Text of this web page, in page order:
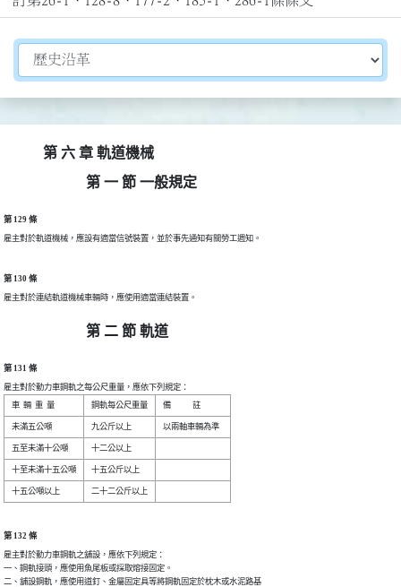
切換選擇法規資訊內容
第 六 章 軌道機械
第 一 節 一般規定
第 129 條
雇主對於軌道機械，應設有適當信號裝置，並於事先通知有關勞工週知。
第 130 條
雇主對於連結軌道機械車輛時，應使用適當連結裝置。
第 二 節 軌道
第 131 條
雇主對於動力車鋼軌之每公尺重量，應依下列規定：
第 132 條
雇主對於動力車鋼軌之舖設，應依下列規定：
一、鋼軌接頭，應使用魚尾板或採取熔接固定。
二、舖設鋼軌，應使用道釘、金屬固定具等將鋼軌固定於枕木或水泥路基